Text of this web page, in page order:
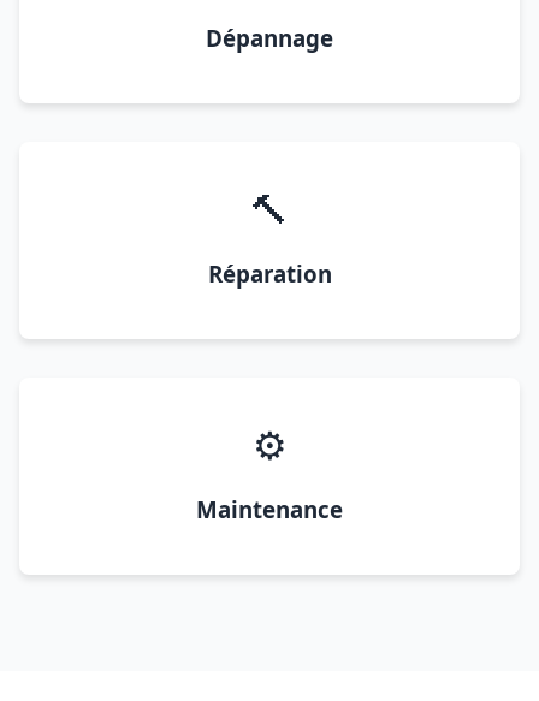
Dépannage
🔨
Réparation
⚙️
Maintenance